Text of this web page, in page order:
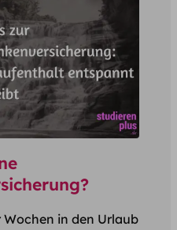
in den Urlaub